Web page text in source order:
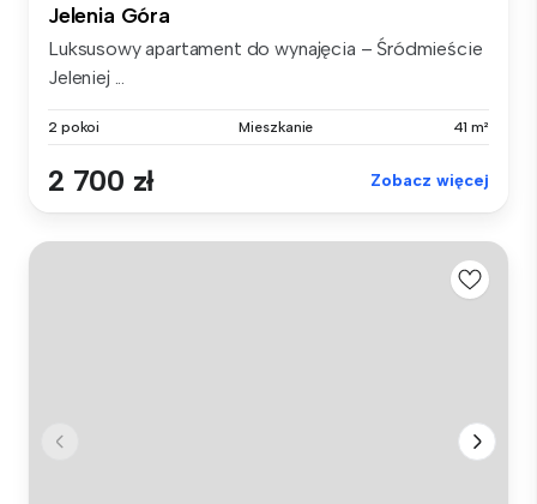
Jelenia Góra
Luksusowy apartament do wynajęcia – Śródmieście
Jeleniej ...
2 pokoi Mieszkanie 41 m²
2 700 zł Zobacz więcej